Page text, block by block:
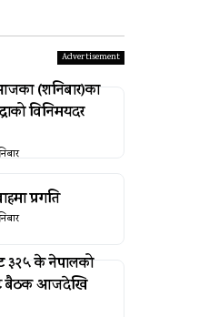
आजका (शनिबार)का
विनिमयदर
प्रगति
३२५ के नेपालको
बैठक आजदेखि